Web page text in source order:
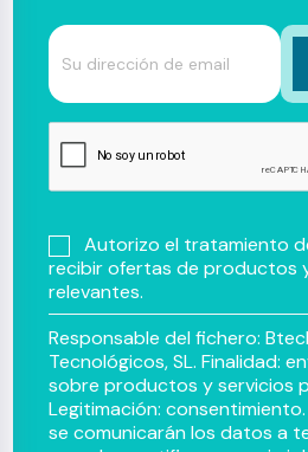
Autorizo el tratamiento
recibir ofertas de productos
relevantes.
Responsable del fichero:
Tecnológicos, SL. Finalidad:
sobre productos y servicios
Legitimación:
se comunicarán los datos a